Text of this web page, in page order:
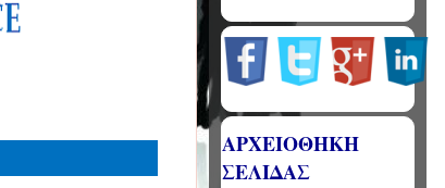
ΑΡΧΕΙΟΘΗΚΗ
ΣΕΛΙΔΑΣ